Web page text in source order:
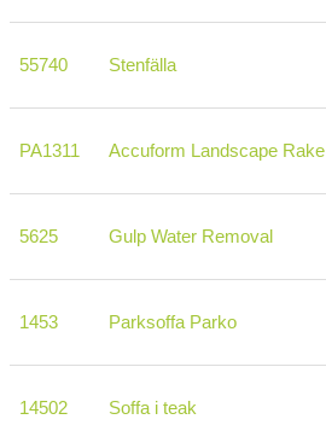
55740 Stenfälla
PA1311 Accuform Landscape Rake
5625 Gulp Water Removal
1453 Parksoffa Parko
14502 Soffa i teak